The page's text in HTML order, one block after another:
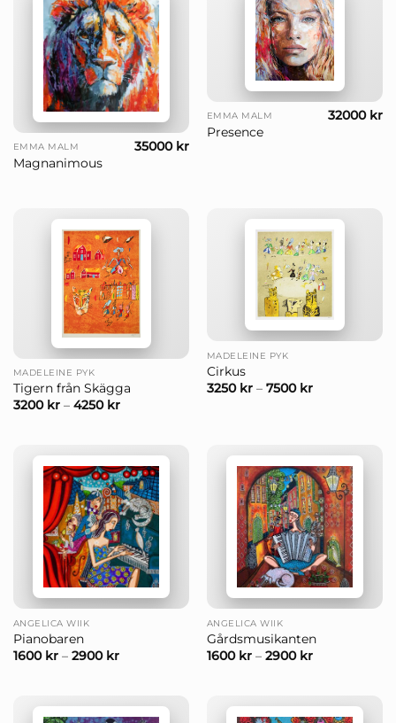
EMMA MALM
Magnanimous
35000 kr
EMMA MALM
Presence
32000 kr
MADELEINE PYK
Tigern från Skägga
3200 kr– 4250 kr
MADELEINE PYK
Cirkus
3250 kr– 7500 kr
ANGELICA WIIK
Pianobaren
1600 kr– 2900 kr
ANGELICA WIIK
Gårdsmusikanten
1600 kr– 2900 kr